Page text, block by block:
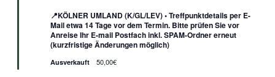
📍KÖLNER UMLAND (K/GL/LEV) • Treffpunktdetails per E-
Mail etwa 14 Tage vor dem Termin. Bitte prüfen Sie vor
Anreise Ihr E-mail Postfach inkl. SPAM-Ordner erneut
(kurzfristige Änderungen möglich)
Ausverkauft 50,00€